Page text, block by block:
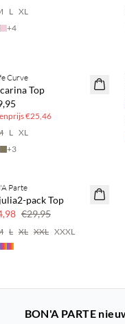
L XL
+4
Curve
Top
€25,46
L XL
+3
korting
Parte
pack Top
€29,95
L XL XXL XXXL
BON'A PARTE